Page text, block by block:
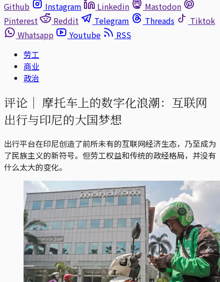
Github
Instagram Linkedin
Mastodon
Pinterest
Reddit Telegram Threads
Tiktok
Whatsapp
Youtube
RSS
劳工
商业
政治
评论｜ 摩托车上的数字化浪潮：互联网
出行与印尼的大国梦想
出行平台在印尼创造了前所未有的互联网经济生态，乃至成为
了民族主义的新符号。但劳工权益和传统的政经格局，并没有
什么太大的变化。